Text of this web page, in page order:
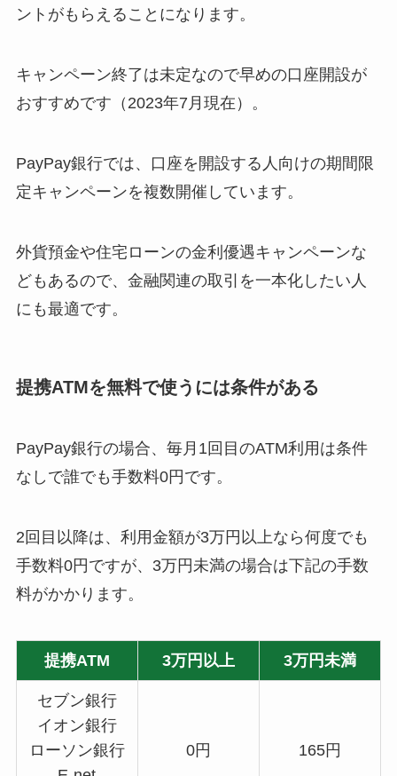
ントがもらえることになります。
キャンペーン終了は未定なので早めの口座開設が
おすすめです（2023年7月現在）。
PayPay銀行では、口座を開設する人向けの期間限
定キャンペーンを複数開催しています。
外貨預金や住宅ローンの金利優遇キャンペーンな
どもあるので、金融関連の取引を一本化したい人
にも最適です。
提携ATMを無料で使うには条件がある
PayPay銀行の場合、毎月1回目のATM利用は条件
なしで誰でも手数料0円です。
2回目以降は、利用金額が3万円以上なら何度でも
手数料0円ですが、3万円未満の場合は下記の手数
料がかかります。
提携ATM 3万円以上 3万円未満
セブン銀行
イオン銀行
ローソン銀行
0円 165円